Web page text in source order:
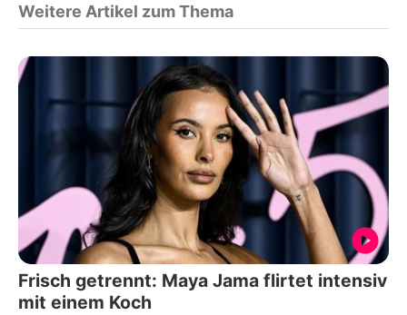
Weitere Artikel zum Thema
Frisch getrennt: Maya Jama flirtet intensiv
mit einem Koch